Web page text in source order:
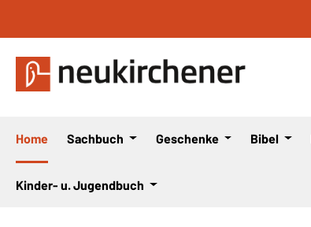
Home Sachbuch Geschenke Bibel
Kinder- u. Jugendbuch